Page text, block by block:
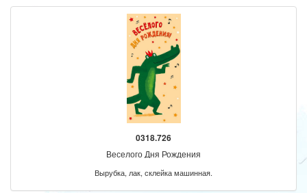
0318.726
Веселого Дня Рождения
Вырубка, лак, склейка машинная.